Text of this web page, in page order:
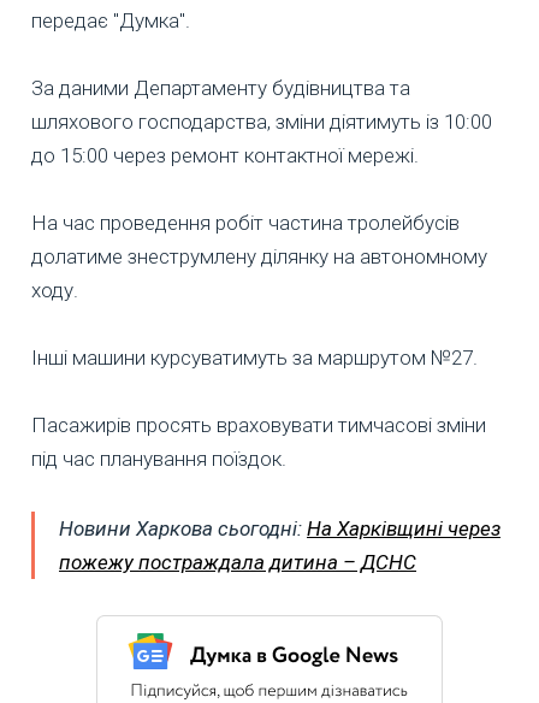
передає "Думка".
За даними Департаменту будівництва та
шляхового господарства, зміни діятимуть із 10:00
до 15:00 через ремонт контактної мережі.
На час проведення робіт частина тролейбусів
долатиме знеструмлену ділянку на автономному
ходу.
Інші машини курсуватимуть за маршрутом №27.
Пасажирів просять враховувати тимчасові зміни
під час планування поїздок.
Новини Харкова сьогодні: На Харківщині через
пожежу постраждала дитина – ДСНС